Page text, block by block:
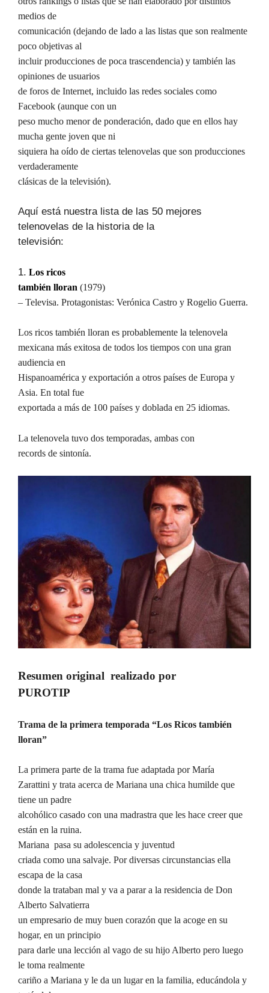
medios de
comunicación (dejando de lado a las listas que son realmente
poco objetivas al
incluir producciones de poca trascendencia) y también las
opiniones de usuarios
de foros de Internet, incluido las redes sociales como
Facebook (aunque con un
peso mucho menor de ponderación, dado que en ellos hay
mucha gente joven que ni
siquiera ha oído de ciertas telenovelas que son producciones
verdaderamente
clásicas de la televisión).
Aquí está nuestra lista de las 50 mejores
telenovelas de la historia de la
televisión:
1. Los ricos
también lloran (1979)
– Televisa. Protagonistas: Verónica Castro y Rogelio Guerra.
Los ricos también lloran es probablemente la telenovela
mexicana más exitosa de todos los tiempos con una gran
audiencia en
Hispanoamérica y exportación a otros países de Europa y
Asia. En total fue
exportada a más de 100 países y doblada en 25 idiomas.
La telenovela tuvo dos temporadas, ambas con
records de sintonía.
Resumen original realizado por
PUROTIP
Trama de la primera temporada “Los Ricos también
lloran”
La primera parte de la trama fue adaptada por María
Zarattini y trata acerca de Mariana una chica humilde que
tiene un padre
alcohólico casado con una madrastra que les hace creer que
están en la ruina.
Mariana pasa su adolescencia y juventud
criada como una salvaje. Por diversas circunstancias ella
escapa de la casa
donde la trataban mal y va a parar a la residencia de Don
Alberto Salvatierra
un empresario de muy buen corazón que la acoge en su
hogar, en un principio
para darle una lección al vago de su hijo Alberto pero luego
le toma realmente
cariño a Mariana y le da un lugar en la familia, educándola y